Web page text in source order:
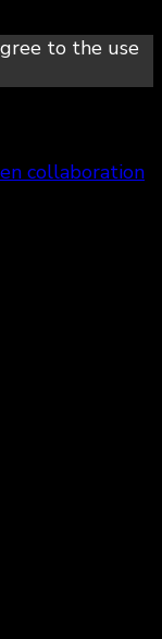
to the use
collaboration